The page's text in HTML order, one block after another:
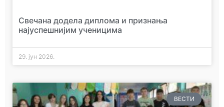
Свечана додела диплома и признања
најуспешнијим ученицима
29. јун 2026.
ВЕСТИ